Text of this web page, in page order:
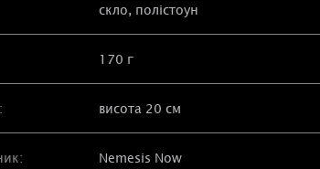
скло, полістоун
170 г
висота 20 см
Nemesis Now